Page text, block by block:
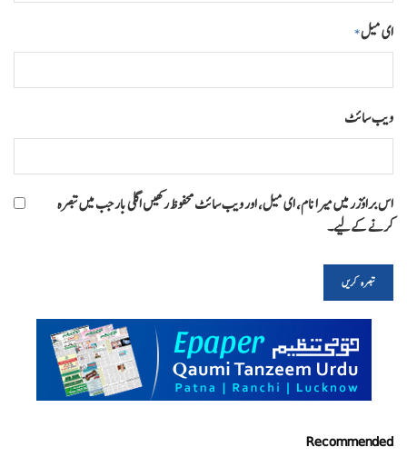
ای میل*
ویب‌ سائٹ
اس براؤزر میں میرا نام، ای میل، اور ویب سائٹ محفوظ رکھیں اگلی بار جب میں تبصرہ
کرنے کےلیے۔
Recommended